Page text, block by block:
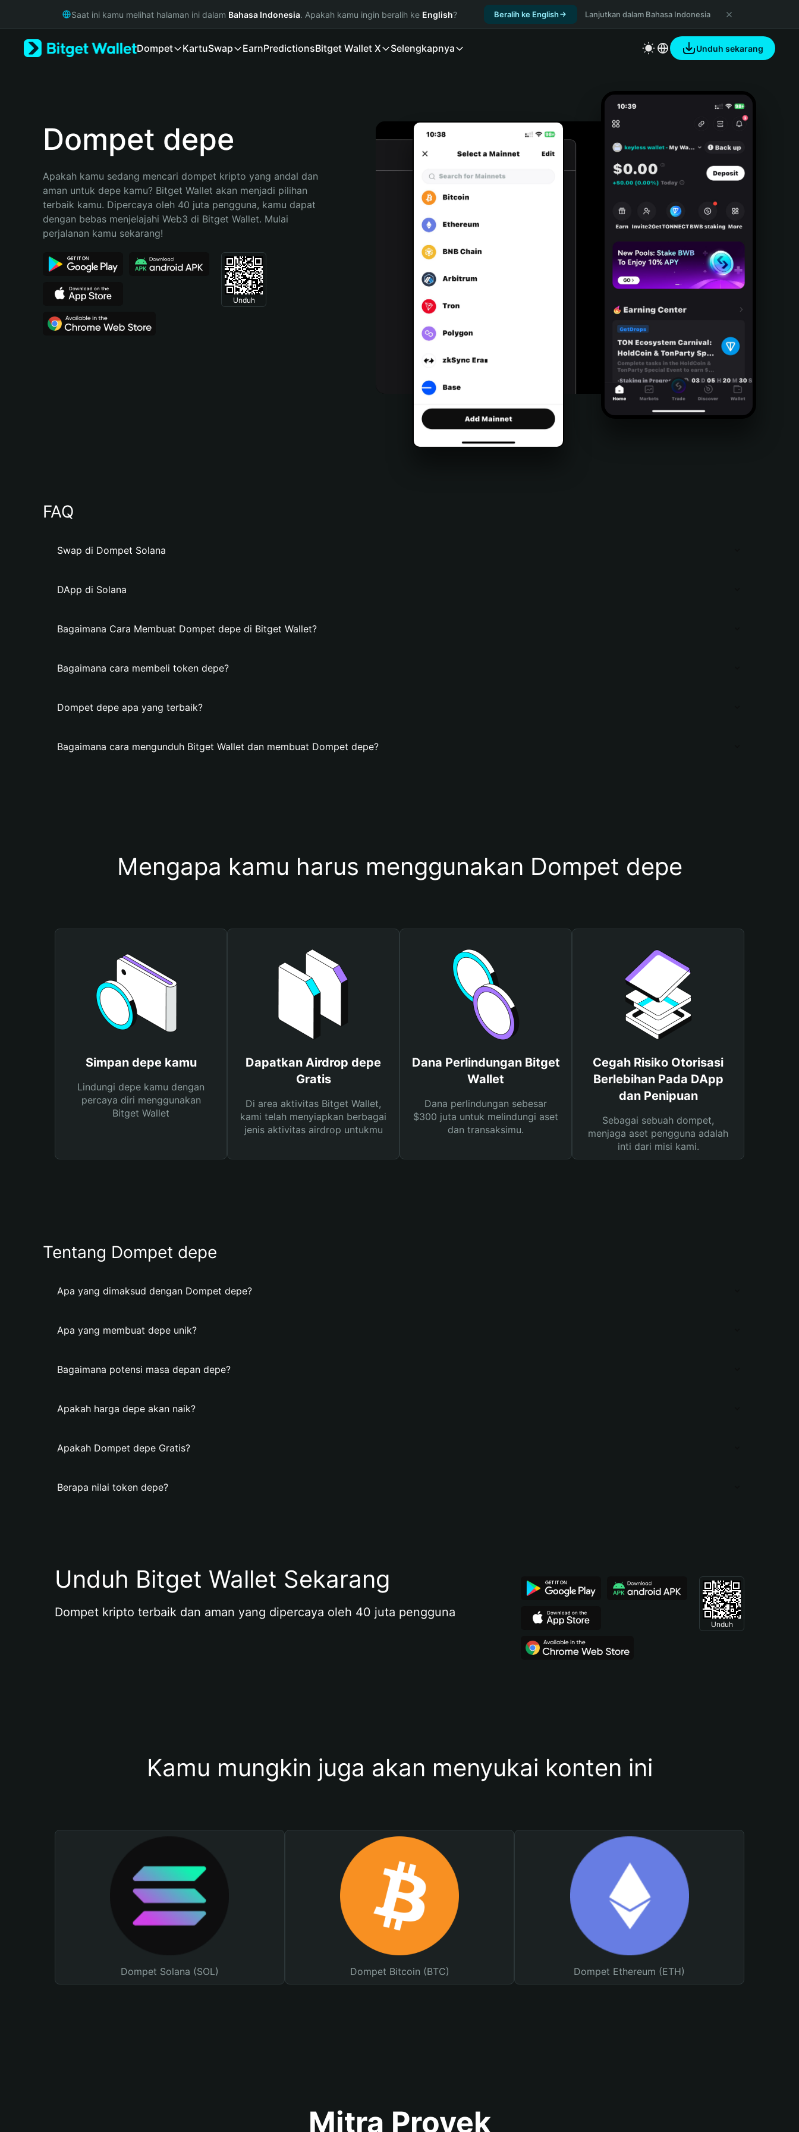
Русский
Bahasa Indonesia
Español (Argentina)
Saat ini kamu melihat halaman ini dalam Bahasa Indonesia. Apakah kamu ingin beralih ke English? Beralih ke English Lanjutkan dalam Bahasa Indonesia
Dompet KartuSwap EarnPredictionsBitget Wallet X Selengkapnya Unduh sekarang
Dompet depe
Apakah kamu sedang mencari dompet kripto yang andal dan
aman untuk depe kamu? Bitget Wallet akan menjadi pilihan
terbaik kamu. Dipercaya oleh 40 juta pengguna, kamu dapat
dengan bebas menjelajahi Web3 di Bitget Wallet. Mulai
perjalanan kamu sekarang!
Unduh
FAQ
Swap di Dompet Solana
DApp di Solana
Bagaimana Cara Membuat Dompet depe di Bitget Wallet?
Bagaimana cara membeli token depe?
Dompet depe apa yang terbaik?
Bagaimana cara mengunduh Bitget Wallet dan membuat Dompet depe?
Mengapa kamu harus menggunakan Dompet depe
Simpan depe kamu
Lindungi depe kamu dengan
percaya diri menggunakan
Bitget Wallet
Dapatkan Airdrop depe
Gratis
Di area aktivitas Bitget Wallet,
kami telah menyiapkan berbagai
jenis aktivitas airdrop untukmu
Dana Perlindungan Bitget
Wallet
Dana perlindungan sebesar
$300 juta untuk melindungi aset
dan transaksimu.
Cegah Risiko Otorisasi
Berlebihan Pada DApp
dan Penipuan
Sebagai sebuah dompet,
menjaga aset pengguna adalah
inti dari misi kami.
Tentang Dompet depe
Apa yang dimaksud dengan Dompet depe?
Apa yang membuat depe unik?
Bagaimana potensi masa depan depe?
Apakah harga depe akan naik?
Apakah Dompet depe Gratis?
Berapa nilai token depe?
Unduh Bitget Wallet Sekarang
Dompet kripto terbaik dan aman yang dipercaya oleh 40 juta pengguna
Unduh
Kamu mungkin juga akan menyukai konten ini
Dompet Solana (SOL) Dompet Bitcoin (BTC) Dompet Ethereum (ETH)
Mitra Proyek